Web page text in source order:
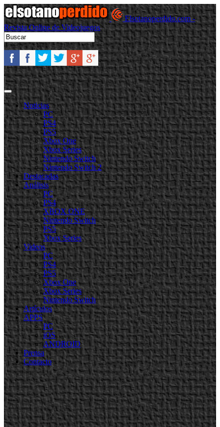
Elsotanoperdido.com -
Revista Online de Videojuegos
Noticias
PC
PS4
PS5
Xbox One
Xbox Series
Nintendo Switch
Nintendo Switch 2
Destacadas
Análisis
PC
PS4
XBOX ONE
Nintendo Switch
PS5
Xbox Series
Videos
PC
PS4
PS5
Xbox One
Xbox Series
Nintendo Switch
Artículos
APPS
PC
iOS
ANDROID
Prensa
Contacto